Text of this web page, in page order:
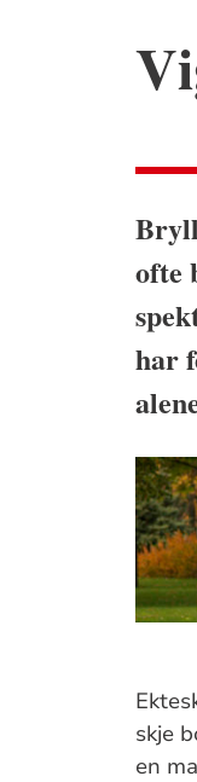
ofte
har
skje
en